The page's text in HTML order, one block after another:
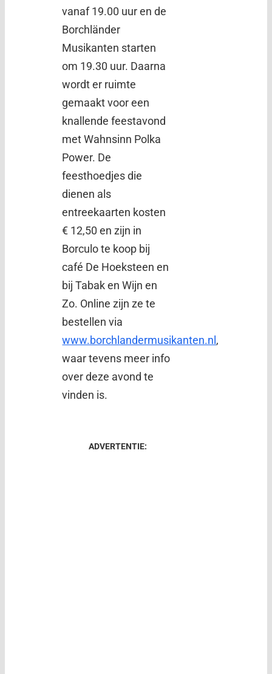
vanaf 19.00 uur en de
Borchländer
Musikanten starten
om 19.30 uur. Daarna
wordt er ruimte
gemaakt voor een
knallende feestavond
met Wahnsinn Polka
Power. De
feesthoedjes die
dienen als
entreekaarten kosten
€ 12,50 en zijn in
Borculo te koop bij
café De Hoeksteen en
bij Tabak en Wijn en
Zo. Online zijn ze te
bestellen via
www.borchlandermusikanten.nl ,
waar tevens meer info
over deze avond te
vinden is.
ADVERTENTIE: